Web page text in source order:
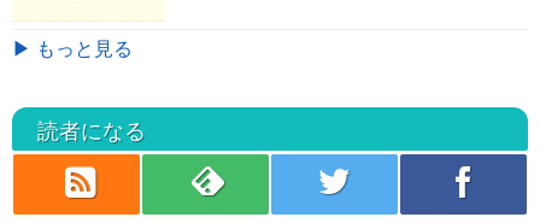
▶ もっと見る
読者になる
rss feedly twitter facebook